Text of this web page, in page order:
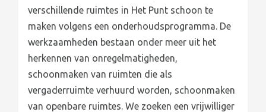
verschillende ruimtes in Het Punt schoon te
maken volgens een onderhoudsprogramma. De
werkzaamheden bestaan onder meer uit het
herkennen van onregelmatigheden,
schoonmaken van ruimten die als
vergaderruimte verhuurd worden, schoonmaken
van openbare ruimtes. We zoeken een vrijwilliger